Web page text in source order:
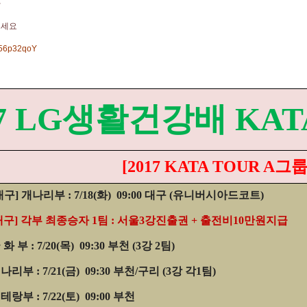
요
LG생활건강배
[2017 KATA TOUR A그
구] 개나리부 : 7/18(화) 09:00 대구 (유니버시아드코트)
구] 각부 최종승자 1팀 : 서울3강진출권 + 출전비10만원지급
화 부 : 7/20(목) 09:30 부천 (3강 2팀)
리부 : 7/21(금) 09:30 부천/구리 (3강 각1팀)
랑부 : 7/22(토) 09:00 부천